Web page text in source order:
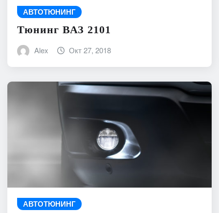
АВТОТЮНИНГ
Тюнинг ВАЗ 2101
Alex Окт 27, 2018
АВТОТЮНИНГ